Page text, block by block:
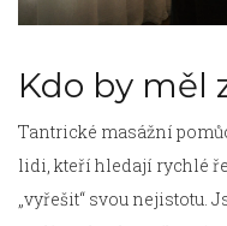
Kdo by měl
Tantrické masážní
lidi, kteří hledají rychlé
„vyřešit“ svou nejistotu.